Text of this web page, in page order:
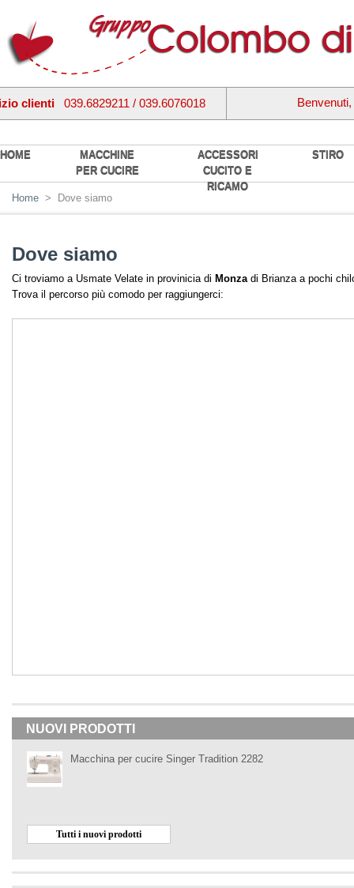
HOME
MACCHINE
PER CUCIRE
ACCESSORI
CUCITO E
RICAMO
STIRO
clienti 039.6829211 / 039.6076018 Benvenuti,
Home > Dove siamo
Dove siamo
Ci troviamo a Usmate Velate in provinicia di Monzadi Brianza a pochi
Trova il percorso più comodo per raggiungerci:
NUOVI PRODOTTI
Macchina per cucire Singer Tradition 2282
Tutti i nuovi prodotti